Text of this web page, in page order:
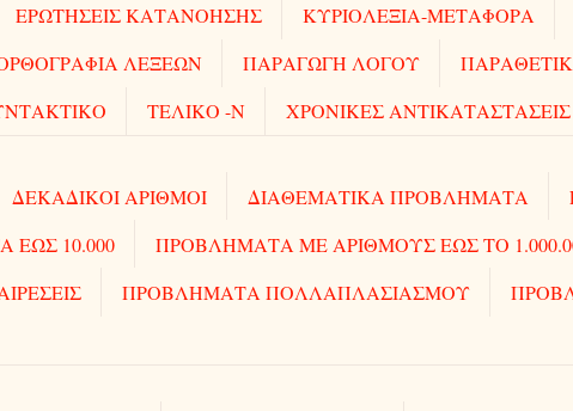
ΕΡΩΤΗΣΕΙΣ ΚΑΤΑΝΟΗΣΗΣ ΚΥΡΙΟΛΕΞΙΑ-ΜΕΤΑΦΟΡΑ
ΛΕΞΕΩΝ ΠΑΡΑΓΩΓΗ ΛΟΓΟΥ
ΤΕΛΙΚΟ -Ν ΧΡΟΝΙΚΕΣ ΑΝΤΙΚΑΤΑΣΤΑΣΕΙΣ
ΔΕΚΑΔΙΚΟΙ ΑΡΙΘΜΟΙ ΔΙΑΘΕΜΑΤΙΚΑ ΠΡΟΒΛΗΜΑΤΑ
10.000 ΠΡΟΒΛΗΜΑΤΑ ΜΕ ΑΡΙΘΜΟΥΣ ΕΩΣ ΤΟ
ΠΡΟΒΛΗΜΑΤΑ ΠΟΛΛΑΠΛΑΣΙΑΣΜΟΥ